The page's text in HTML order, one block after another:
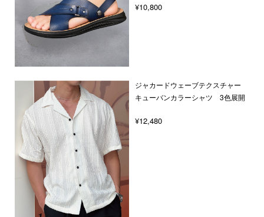
¥10,800
ジャカードウェーブテクスチャー
キューバンカラーシャツ 3色展開
¥12,480